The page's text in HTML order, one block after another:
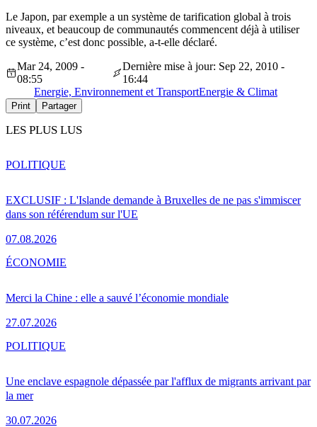
Le Japon, par exemple a un système de tarification global à trois
niveaux, et beaucoup de communautés commencent déjà à utiliser
ce système, c’est donc possible, a-t-elle déclaré.
Mar 24, 2009 -
08:55
Dernière mise à jour: Sep 22, 2010 -
16:44
Energie, Environnement et TransportEnergie & Climat
Print Partager
LES PLUS LUS
EXCLUSIF : L'Islande demande à Bruxelles de ne pas s'immiscer
dans son référendum sur l'UE
07.08.2026
POLITIQUE
Merci la Chine : elle a sauvé l’économie mondiale
27.07.2026
ÉCONOMIE
Une enclave espagnole dépassée par l'afflux de migrants arrivant par
la mer
30.07.2026
POLITIQUE